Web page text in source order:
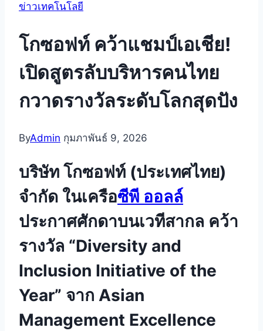
ข่าวเทคโนโลยี
โกซอฟท์ คว้าแชมป์เอเชีย!
เปิดสูตรลับบริหารคนไทย
กวาดรางวัลระดับโลกสุดปัง
ByAdmin กุมภาพันธ์ 9, 2026
บริษัท โกซอฟท์ (ประเทศไทย)
จำกัด ในเครือซีพี ออลล์
ประกาศศักดาบนเวทีสากล คว้า
รางวัล “Diversity and
Inclusion Initiative of the
Year” จาก Asian
Management Excellence